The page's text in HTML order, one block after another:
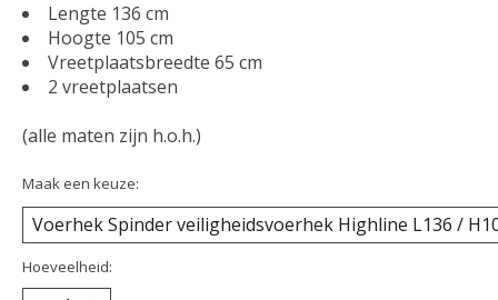
Lengte 136 cm
Hoogte 105 cm
Vreetplaatsbreedte 65 cm
2 vreetplaatsen
(alle maten zijn h.o.h.)
Maak een keuze:
Hoeveelheid: